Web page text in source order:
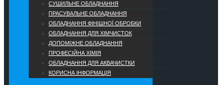
СУШИЛЬНЕ ОБЛАДНАННЯ
ПРАСУВАЛЬНЕ ОБЛАДНАННЯ
ОБЛАДНАННЯ ФІНІШНОЇ ОБРОБКИ
ОБЛАДНАННЯ ДЛЯ ХІМЧИСТОК
ДОПОМІЖНЕ ОБЛАДНАННЯ
ПРОФЕСІЙНА ХІМІЯ
ОБЛАДНАННЯ ДЛЯ АКВАЧИСТКИ
КОРИСНА ІНФОРМАЦІЯ